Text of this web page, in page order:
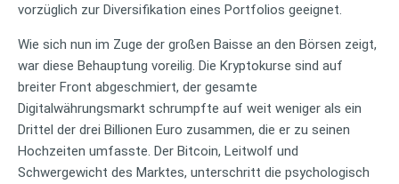
vorzüglich zur Diversifikation eines Portfolios geeignet.
Wie sich nun im Zuge der großen Baisse an den Börsen zeigt,
war diese Behauptung voreilig. Die Kryptokurse sind auf
breiter Front abgeschmiert, der gesamte
Digitalwährungsmarkt schrumpfte auf weit weniger als ein
Drittel der drei Billionen Euro zusammen, die er zu seinen
Hochzeiten umfasste. Der Bitcoin, Leitwolf und
Schwergewicht des Marktes, unterschritt die psychologisch